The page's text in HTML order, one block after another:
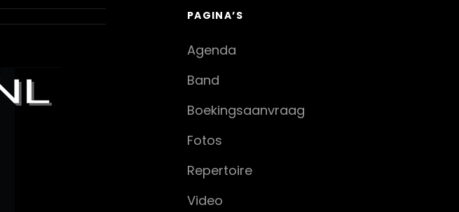
PAGINA’S
Agenda
Band
Boekingsaanvraag
Fotos
Repertoire
Video